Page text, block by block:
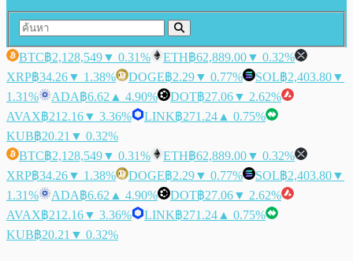
BTC฿2,128,549▼ 0.31% ETH฿62,889.00▼ 0.32%
XRP฿34.26▼ 1.38% DOGE฿2.29▼ 0.77% SOL฿2,403.80▼
1.31%
ADA฿6.62 ▲ 4.90% DOT฿27.06▼ 2.62%
AVAX฿212.16▼ 3.36% LINK฿271.24 ▲ 0.75%
KUB฿20.21 ▼ 0.32%
BTC฿2,128,549▼ 0.31% ETH฿62,889.00▼ 0.32%
XRP฿34.26▼ 1.38% DOGE฿2.29▼ 0.77% SOL฿2,403.80▼
1.31%
ADA฿6.62 ▲ 4.90% DOT฿27.06▼ 2.62%
AVAX฿212.16▼ 3.36% LINK฿271.24 ▲ 0.75%
KUB฿20.21 ▼ 0.32%